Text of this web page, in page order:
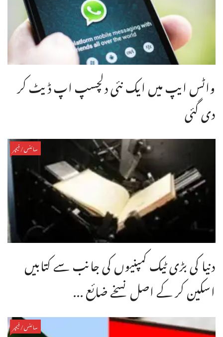
واٹس ایپ میں ایک نئی دلچسپ اپ ڈیٹ کر
دی گئی
سائنس/فیچر
دنیا کی بڑی ٹیک کمپنیوں کی جانب سے کتابیں
اسکین کر کے اصل نسخے ضائع ...
سائنس/فیچر